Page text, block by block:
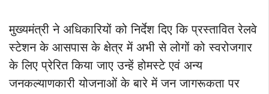
मुख्यमंत्री ने अधिकारियों को निर्देश दिए कि प्रस्तावित रेलवे
स्टेशन के आसपास के क्षेत्र में अभी से लोगों को स्वरोजगार
के लिए प्रेरित किया जाए उन्हें होमस्टे एवं अन्य
जनकल्याणकारी योजनाओं के बारे में जन जागरूकता पर